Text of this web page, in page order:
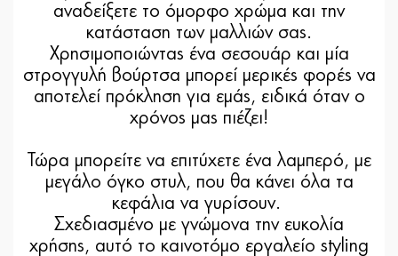
αναδείξετε το όμορφο χρώμα και την
κατάσταση των μαλλιών σας.
Χρησιμοποιώντας ένα σεσουάρ και μία
στρογγυλή βούρτσα μπορεί μερικές φορές να
αποτελεί πρόκληση για εμάς, ειδικά όταν ο
χρόνος μας πιέζει!
Τώρα μπορείτε να επιτύχετε ένα λαμπερό, με
μεγάλο όγκο στυλ, που θα κάνει όλα τα
κεφάλια να γυρίσουν.
Σχεδιασμένο με γνώμονα την ευκολία
χρήσης, αυτό το καινοτόμο εργαλείο styling